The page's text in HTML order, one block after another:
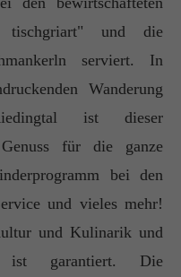
tischgriart" und die
serviert. In
Wanderung
ist dieser
für die ganze
bei den
und vieles mehr!
und Kulinarik und
ist garantiert. Die